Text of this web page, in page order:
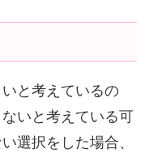
と考えているの
いと考えている可
選択をした場合、